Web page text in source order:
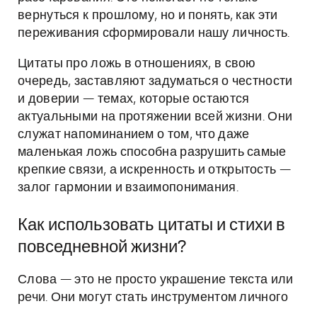
вернуться к прошлому, но и понять, как эти
переживания сформировали нашу личность.
Цитаты про ложь в отношениях, в свою
очередь, заставляют задуматься о честности
и доверии — темах, которые остаются
актуальными на протяжении всей жизни. Они
служат напоминанием о том, что даже
маленькая ложь способна разрушить самые
крепкие связи, а искренность и открытость —
залог гармонии и взаимопонимания.
Как использовать цитаты и стихи в
повседневной жизни?
Слова — это не просто украшение текста или
речи. Они могут стать инструментом личного